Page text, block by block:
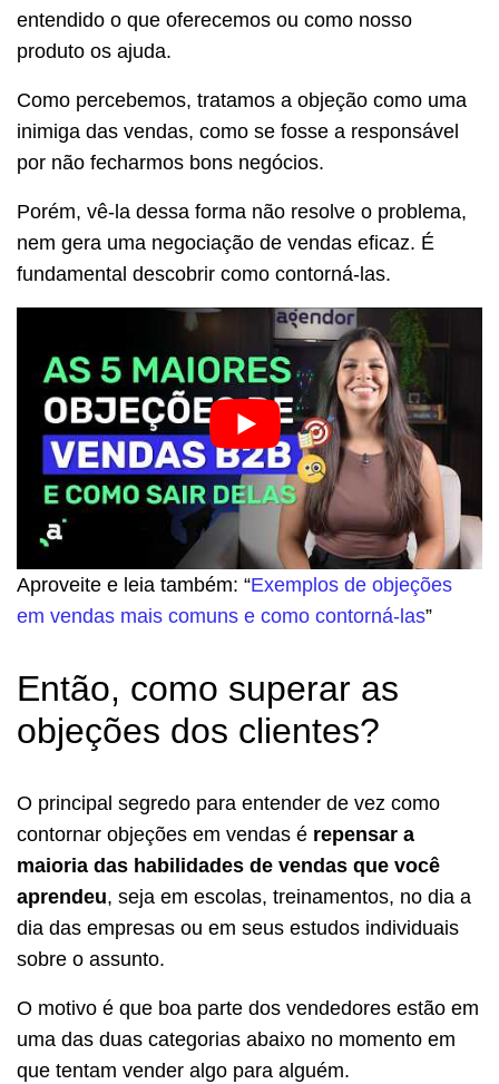
entendido o que oferecemos ou como nosso
produto os ajuda.
Como percebemos, tratamos a objeção como uma
inimiga das vendas, como se fosse a responsável
por não fecharmos bons negócios.
Porém, vê-la dessa forma não resolve o problema,
nem gera uma negociação de vendas eficaz. É
fundamental descobrir como contorná-las.
Aproveite e leia também: “Exemplos de objeções
em vendas mais comuns e como contorná-las”
Então, como superar as
objeções dos clientes?
O principal segredo para entender de vez como
contornar objeções em vendas é repensar a
maioria das habilidades de vendas que você
aprendeu, seja em escolas, treinamentos, no dia a
dia das empresas ou em seus estudos individuais
sobre o assunto.
O motivo é que boa parte dos vendedores estão em
uma das duas categorias abaixo no momento em
que tentam vender algo para alguém.